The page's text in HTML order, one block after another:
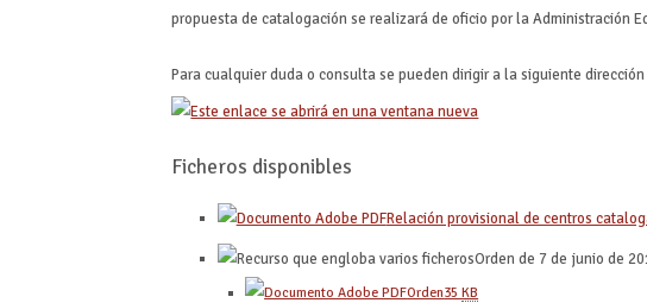
propuesta de catalogación se realizará de oficio por la Administración
Para cualquier duda o consulta se pueden dirigir a la siguiente
Ficheros disponibles
Relación provisional de centros
Orden de 7 de junio de
Orden35KB